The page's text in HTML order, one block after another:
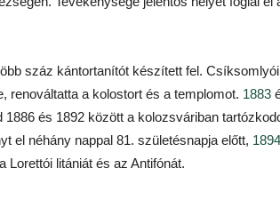
száz kántortanítót készített fel.
renováltatta a kolostort és a templomot. 1883
1886 és 1892 között a kolozsváriban
el néhány nappal 81. születésnapja előtt, 1894
Lorettói litániát és az Antifónát.